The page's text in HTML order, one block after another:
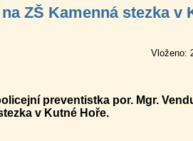
ZŠ Kamenná stezka v
Vloženo:
preventistka por. Mgr.
v Kutné Hoře.